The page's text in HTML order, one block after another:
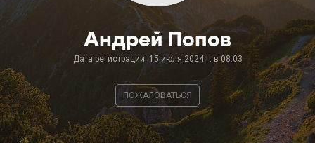
Андрей Попов
Дата регистрации: 15 июля 2024 г. в 08:03
ПОЖАЛОВАТЬСЯ